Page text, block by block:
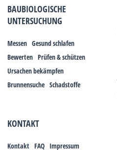
BAUBIOLOGISCHE
UNTERSUCHUNG
Messen Gesund schlafen
Bewerten Prüfen & schützen
Ursachen bekämpfen
Brunnensuche Schadstoffe
KONTAKT
Kontakt FAQ Impressum